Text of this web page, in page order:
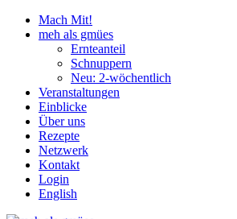
Mach Mit!
meh als gmües
Ernteanteil
Schnuppern
Neu: 2-wöchentlich
Veranstaltungen
Einblicke
Über uns
Rezepte
Netzwerk
Kontakt
Login
English